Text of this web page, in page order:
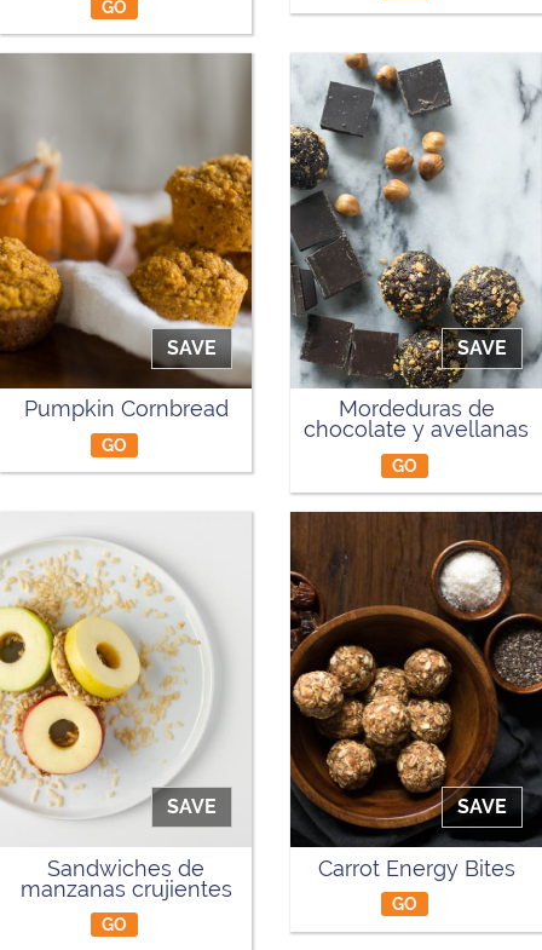
GO
SAVE
Pumpkin Cornbread
GO
SAVE
Mordeduras de
chocolate y avellanas
GO
SAVE
Sandwiches de
manzanas crujientes
GO
SAVE
Carrot Energy Bites
GO